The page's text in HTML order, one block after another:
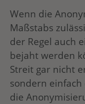
Wenn die
Maßstabs
der Regel auch
bejaht werden
Streit gar nicht
sondern
die